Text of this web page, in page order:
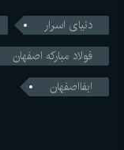
دنیای اسرار
فولاد مبارکه اصفهان
ابفااصفهان